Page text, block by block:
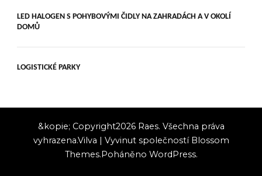
LED HALOGEN S POHYBOVÝMI ČIDLY NA ZAHRADÁCH A V OKOLÍ
DOMŮ
LOGISTICKÉ PARKY
&kopie; Copyright2026 Raes. Všechna práva
vyhrazena.Vilva | Vyvinut společností Blossom
Themes.Poháněno WordPress.